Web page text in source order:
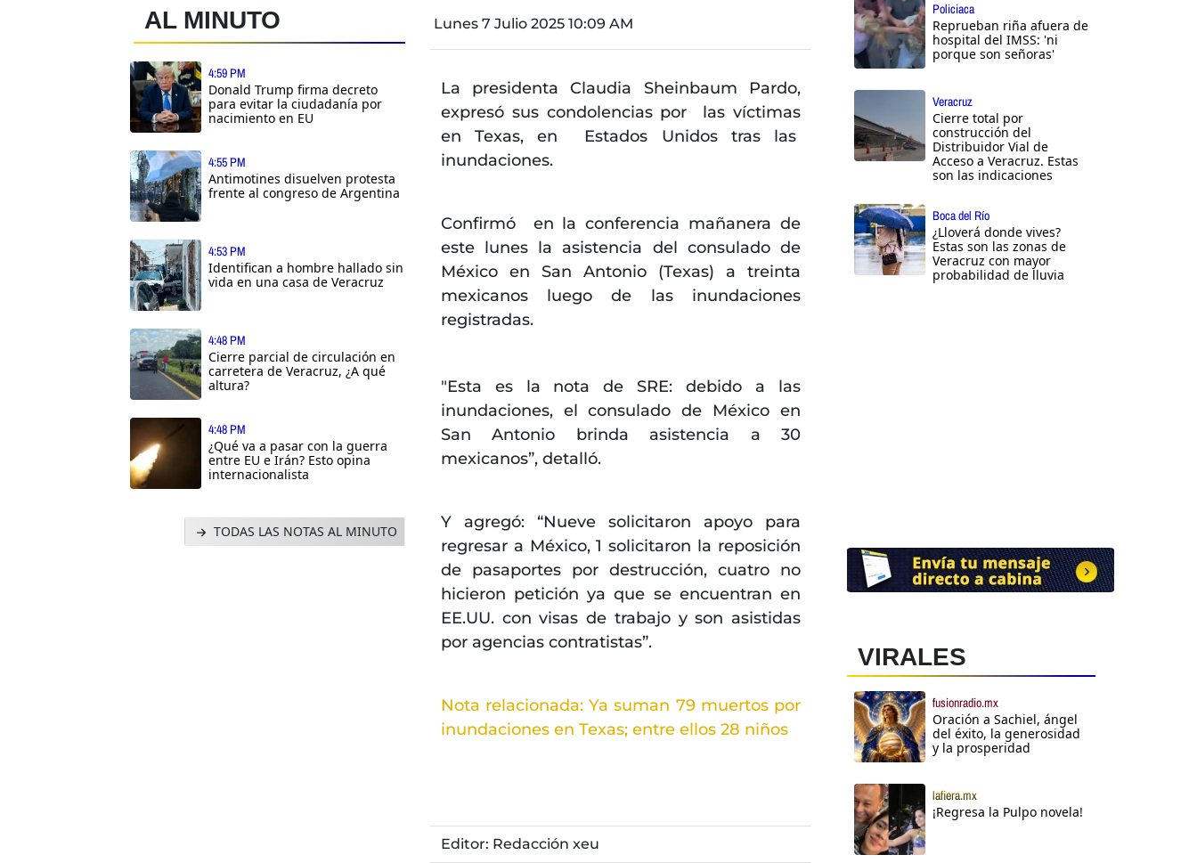
AL MINUTO
4:59 PM
Donald Trump firma decreto
para evitar la ciudadanía por
nacimiento en EU
4:55 PM
Antimotines disuelven protesta
frente al congreso de Argentina
4:53 PM
Identifican a hombre hallado sin
vida en una casa de Veracruz
4:48 PM
Cierre parcial de circulación en
carretera de Veracruz, ¿A qué
altura?
4:48 PM
¿Qué va a pasar con la guerra
entre EU e Irán? Esto opina
internacionalista
TODAS LAS NOTAS AL MINUTO
Lunes 7 Julio 2025 10:09 AM
La presidenta Claudia Sheinbaum Pardo,
expresó sus condolencias por las víctimas
en Texas, en Estados Unidos tras las
inundaciones.
Confirmó en la conferencia mañanera de
este lunes la asistencia del consulado de
México en San Antonio (Texas) a treinta
mexicanos luego de las inundaciones
registradas.
"Esta es la nota de SRE: debido a las
inundaciones, el consulado de México en
San Antonio brinda asistencia a 30
mexicanos”, detalló.
Y agregó: “Nueve solicitaron apoyo para
regresar a México, 1 solicitaron la reposición
de pasaportes por destrucción, cuatro no
hicieron petición ya que se encuentran en
EE.UU. con visas de trabajo y son asistidas
por agencias contratistas”.
Nota relacionada: Ya suman 79 muertos por
inundaciones en Texas; entre ellos 28 niños
Editor: Redacción xeu
Policiaca
Reprueban riña afuera de
hospital del IMSS: 'ni
porque son señoras'
Veracruz
Cierre total por
construcción del
Distribuidor Vial de
Acceso a Veracruz. Estas
son las indicaciones
Boca del Río
¿Lloverá donde vives?
Estas son las zonas de
Veracruz con mayor
probabilidad de lluvia
VIRALES
fusionradio.mx
Oración a Sachiel, ángel
del éxito, la generosidad
y la prosperidad
lafiera.mx
¡Regresa la Pulpo novela!